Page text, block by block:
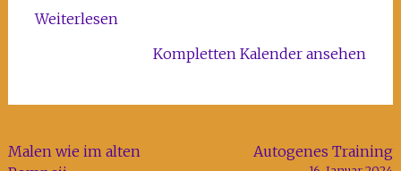
Weiterlesen
Kompletten Kalender ansehen
Beitragsnavigation
Malen wie im alten
Autogenes Training